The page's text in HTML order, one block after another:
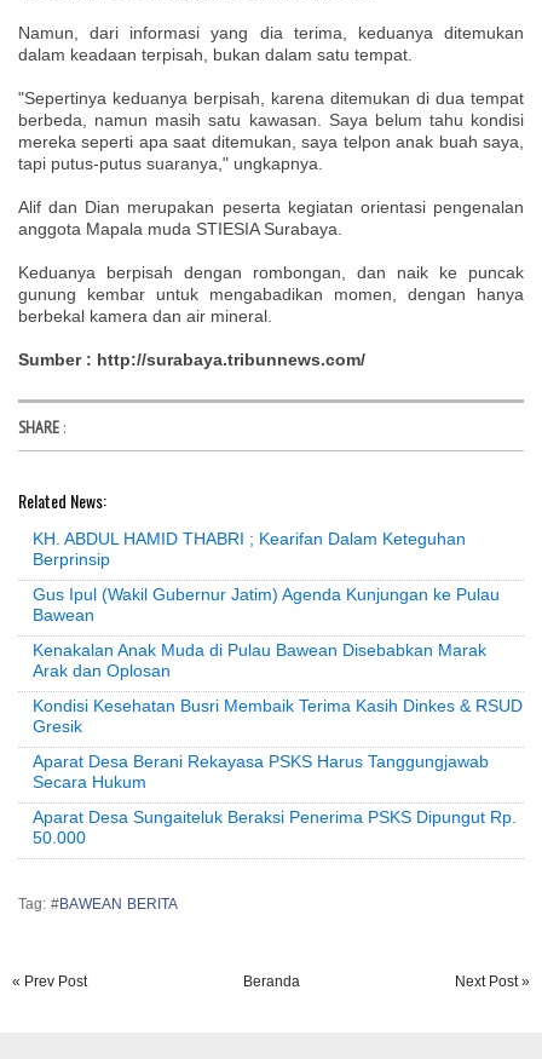
Namun, dari informasi yang dia terima, keduanya ditemukan
dalam keadaan terpisah, bukan dalam satu tempat.
"Sepertinya keduanya berpisah, karena ditemukan di dua tempat
berbeda, namun masih satu kawasan. Saya belum tahu kondisi
mereka seperti apa saat ditemukan, saya telpon anak buah saya,
tapi putus-putus suaranya," ungkapnya.
Alif dan Dian merupakan peserta kegiatan orientasi pengenalan
anggota Mapala muda STIESIA Surabaya.
Keduanya berpisah dengan rombongan, dan naik ke puncak
gunung kembar untuk mengabadikan momen, dengan hanya
berbekal kamera dan air mineral.
Sumber : http://surabaya.tribunnews.com/
SHARE :
Related News:
KH. ABDUL HAMID THABRI ; Kearifan Dalam Keteguhan
Berprinsip
Gus Ipul (Wakil Gubernur Jatim) Agenda Kunjungan ke Pulau
Bawean
Kenakalan Anak Muda di Pulau Bawean Disebabkan Marak
Arak dan Oplosan
Kondisi Kesehatan Busri Membaik Terima Kasih Dinkes & RSUD
Gresik
Aparat Desa Berani Rekayasa PSKS Harus Tanggungjawab
Secara Hukum
Aparat Desa Sungaiteluk Beraksi Penerima PSKS Dipungut Rp.
50.000
Tag: #BAWEAN BERITA
« Prev Post Next Post »
Beranda